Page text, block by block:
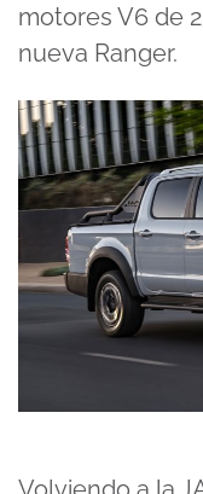
motores V6 de
nueva Ranger.